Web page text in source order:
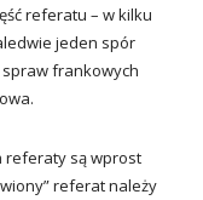
referatu – w kilku
jeden spór
frankowych
referaty są wprost
referat należy